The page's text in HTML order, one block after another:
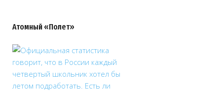
Атомный «Полет»